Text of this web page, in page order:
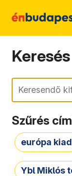
Keresés
Keresés
Szűrés
európa
Ybl Miklós